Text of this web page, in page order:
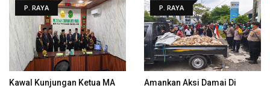
P. RAYA
Kawal Kunjungan Ketua MA
P. RAYA
Amankan Aksi Damai Di